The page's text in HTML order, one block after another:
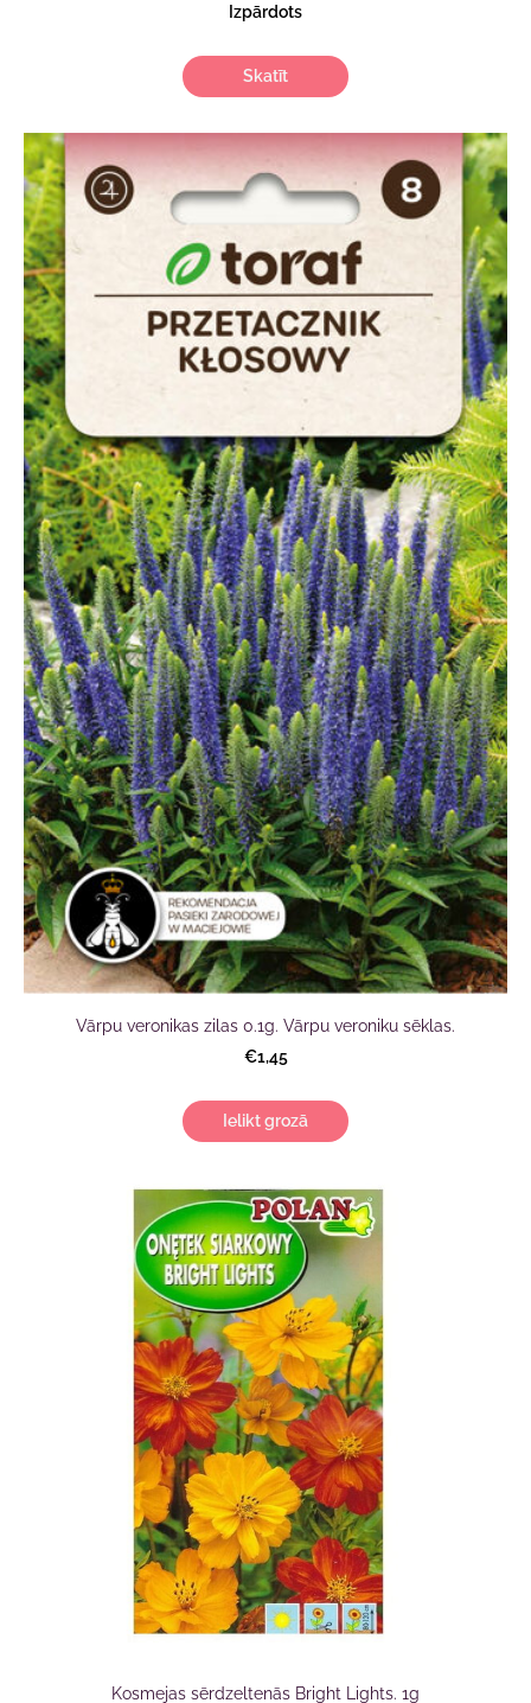
Izpārdots
Skatīt
Vārpu veronikas zilas 0.1g. Vārpu veroniku sēklas.
€1,45
Ielikt grozā
Kosmejas sērdzeltenās Bright Lights. 1g